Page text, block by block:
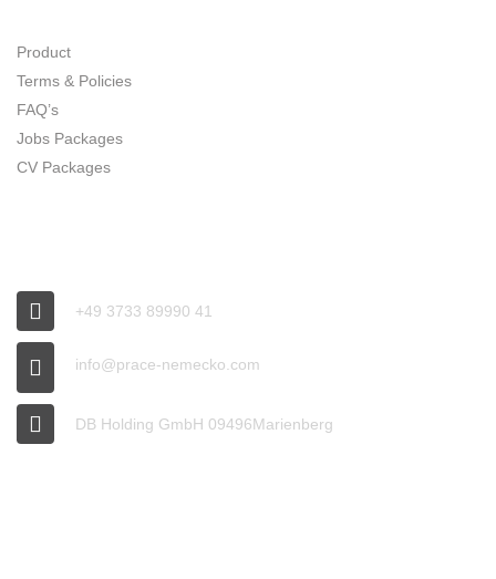
Product
Terms & Policies
FAQ’s
Jobs Packages
CV Packages
+49 3733 89990 41
info@prace-nemecko.com
DB Holding GmbH 09496Marienberg